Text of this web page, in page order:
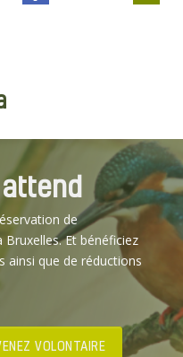
de
Bruxelles. Et bénéficiez
ainsi que de réductions
VOLONTAIRE